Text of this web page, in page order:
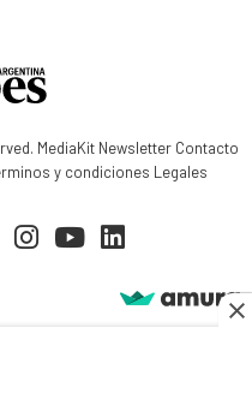
MediaKit Newsletter Contacto
y condiciones Legales